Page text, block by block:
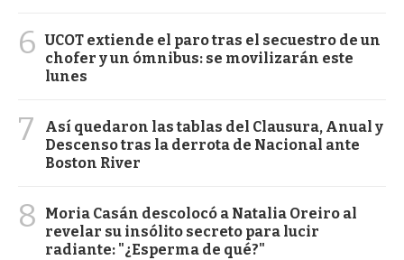
6 UCOT extiende el paro tras el secuestro de un
chofer y un ómnibus: se movilizarán este
lunes
7
Así quedaron las tablas del Clausura, Anual y
Descenso tras la derrota de Nacional ante
Boston River
8
Moria Casán descolocó a Natalia Oreiro al
revelar su insólito secreto para lucir
radiante: "¿Esperma de qué?"